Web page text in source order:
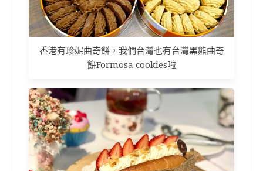
香港有珍妮曲奇餅，我們台灣也有台灣黑熊曲奇
餅Formosa cookies啦